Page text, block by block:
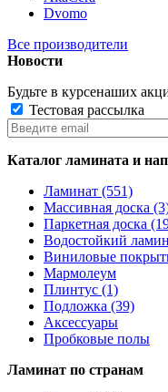
Dvomo
Все производители
Новости
Будьте в курсенаших
Тестовая рассылка
Каталог ламината и
Ламинат (551)
Массивная доска
Паркетная доска
Водостойкий
Виниловые
Мармолеум
Плинтус (1)
Подложка (39)
Аксессуары
Пробковые полы
Ламинат по странам